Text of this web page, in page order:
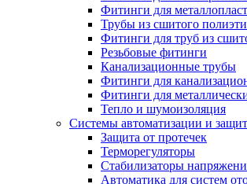
Фитинги для
Трубы из сшитого
Фитинги для труб из
Резьбовые фитинги
Канализационные трубы
Фитинги для
Фитинги для
Тепло и шумоизоляция
Системы автоматизации и
Защита от протечек
Терморегуляторы
Стабилизаторы
Автоматика для систем